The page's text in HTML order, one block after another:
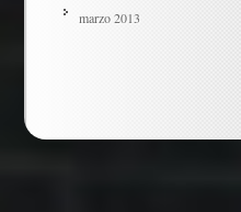
marzo 2013